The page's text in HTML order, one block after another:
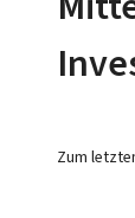
Zum